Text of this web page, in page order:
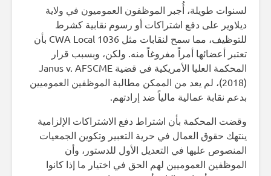
لسنوات طويلة، أُجبر الموظفون العموميون في ولاية
ديلاوير على دفع اشتراكات أو رسوم نقابية كشرط
للتوظيف، مما سمح لنقابات مثل CWA Local 1036 بأن
تعتبر أعضائها أمراً مفروغاً منه. ولكن، وبسبب قرار
المحكمة العليا الأمريكية في قضية Janus v. AFSCME
(2018)، لم يعد من الممكن مطالبة الموظفين العموميين
بدعم نقابة عمالية مالياً ضد إرادتهم.
وقضت المحكمة بأن اشتراط دفع الاشتراكات الإلزامية
ينتهك حقوق العمال في حرية التعبير وتكوين الجمعيات
المنصوص عليها في التعديل الأول للدستور، وأن
الموظفين العموميين لهم الحق في اختيار ما إذا كانوا